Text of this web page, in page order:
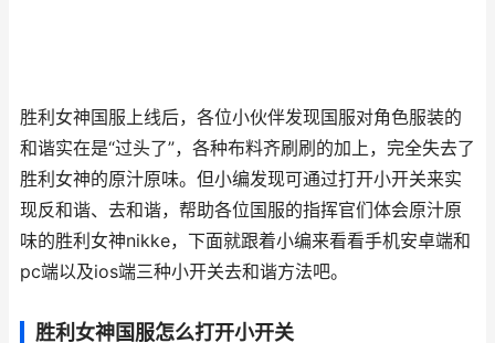
胜利女神国服上线后，各位小伙伴发现国服对角色服装的
和谐实在是“过头了”，各种布料齐刷刷的加上，完全失去了
胜利女神的原汁原味。但小编发现可通过打开小开关来实
现反和谐、去和谐，帮助各位国服的指挥官们体会原汁原
味的胜利女神nikke，下面就跟着小编来看看手机安卓端和
pc端以及ios端三种小开关去和谐方法吧。
胜利女神国服怎么打开小开关